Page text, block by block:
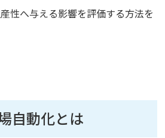
性へ与える影響を評価する方法を
自動化とは